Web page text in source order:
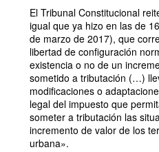
El Tribunal Constitucional
igual que ya hizo en las de
de marzo de 2017), que
libertad de configuración
existencia o no de un
sometido a tributación (…)
modificaciones o
legal del impuesto que
someter a tributación las
incremento de valor de los
urbana».